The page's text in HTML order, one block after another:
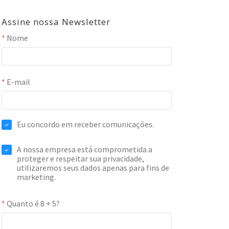
Assine nossa Newsletter